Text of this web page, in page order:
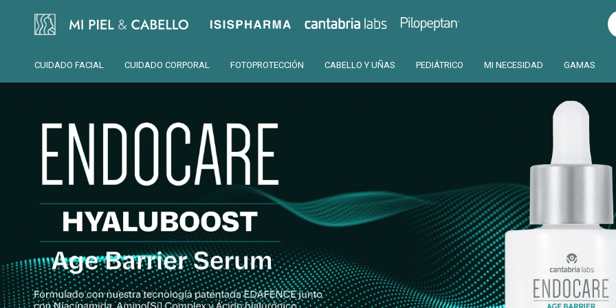
CUIDADO FACIAL CUIDADO CORPORAL FOTOPROTECCIÓN CABELLO Y UÑAS PEDIÁTRICO MI NECESIDAD GAMAS
Isispharma Cantabria Pilopeptan